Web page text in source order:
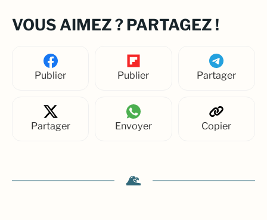
VOUS AIMEZ ? PARTAGEZ !
Publier Publier Partager
Partager Envoyer Copier